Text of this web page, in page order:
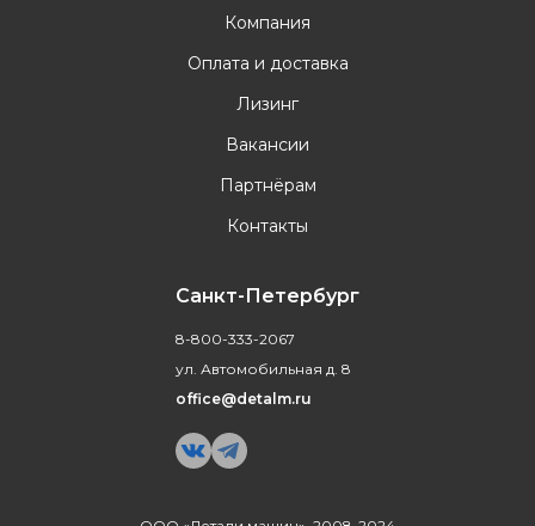
Компания
Оплата и доставка
Лизинг
Вакансии
Партнёрам
Контакты
Санкт-Петербург
8-800-333-2067
ул. Автомобильная д. 8
office@detalm.ru